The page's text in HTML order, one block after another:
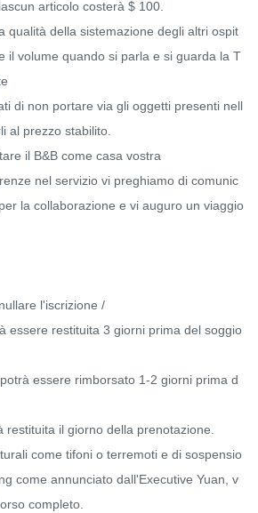
articolo costerà $ 100.
qualità della sistemazione degli altri ospit
il volume quando si parla e si guarda la T
di non portare via gli oggetti presenti nell
al prezzo stabilito.
il B&B come casa vostra
nel servizio vi preghiamo di comunic
la collaborazione e vi auguro un viaggio
l'iscrizione /
essere restituita 3 giorni prima del soggio
essere rimborsato 1-2 giorni prima d
restituita il giorno della prenotazione.
come tifoni o terremoti e di sospensio
come annunciato dall'Executive Yuan, v
completo.